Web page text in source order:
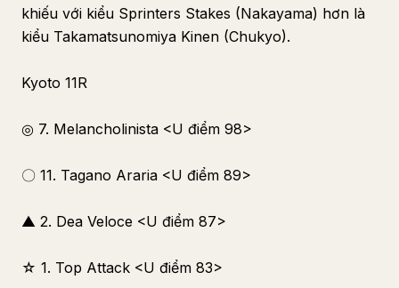
khiếu với kiểu Sprinters Stakes (Nakayama) hơn là
kiểu Takamatsunomiya Kinen (Chukyo).
Kyoto 11R
◎ 7. Melancholinista <U điểm 98>
〇 11. Tagano Araria <U điểm 89>
▲ 2. Dea Veloce <U điểm 87>
☆ 1. Top Attack <U điểm 83>